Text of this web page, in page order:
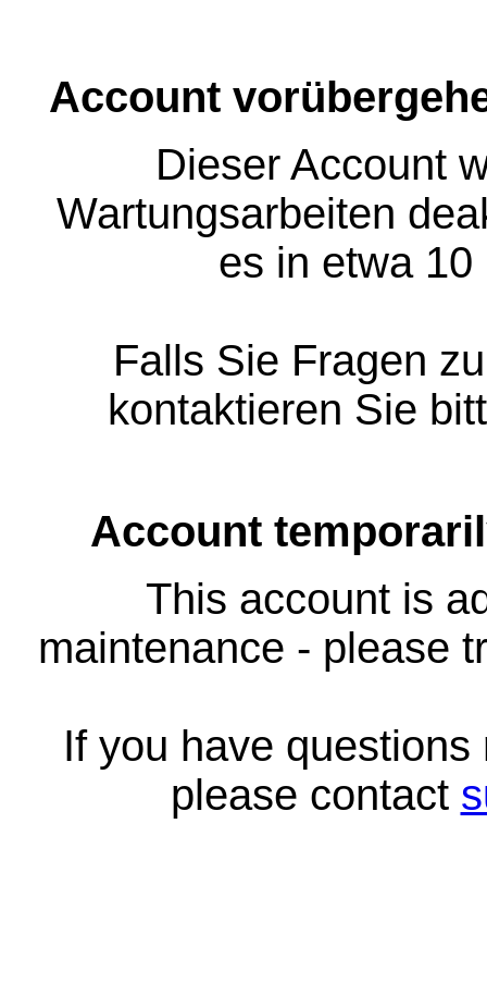
Account
Dieser Account
Wartungsarbeiten
es in etwa
Falls Sie Fragen
kontaktieren Sie
Account
This account is
maintenance - please
If you have
please contact